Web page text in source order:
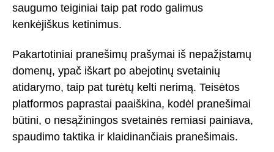
saugumo teiginiai taip pat rodo galimus
kenkėjiškus ketinimus.
Pakartotiniai pranešimų prašymai iš nepažįstamų
domenų, ypač iškart po abejotinų svetainių
atidarymo, taip pat turėtų kelti nerimą. Teisėtos
platformos paprastai paaiškina, kodėl pranešimai
būtini, o nesąžiningos svetainės remiasi painiava,
spaudimo taktika ir klaidinančiais pranešimais.